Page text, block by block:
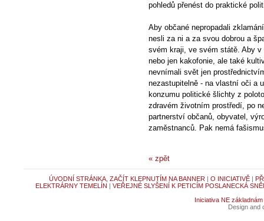
pohledů přenést do praktické
Aby občané nepropadali
nesli za ni a za svou dobrou a
svém kraji, ve svém státě. Aby
nebo jen kakofonie, ale také
nevnímali svět jen
nezastupitelně - na vlastní oči a
konzumu politické šlichty z
zdravém životním prostředí, po
partnerství občanů, obyvatel,
zaměstnanců. Pak nemá
« zpět
ÚVODNÍ STRÁNKA, ZAČÍT KLEPNUTÍM NA BANNER | O INICIATIVĚ|
ELEKTRÁRNY TEMELÍN | VEŘEJNÉ SLYŠENÍ K PETICÍM POSLANECKÁ
Iniciativa NE základnám
Design and